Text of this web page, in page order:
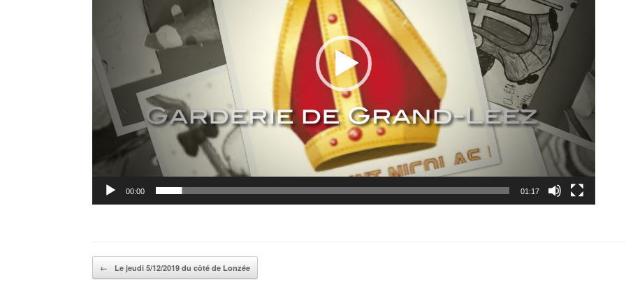
00:00 01:17
Post navigation
← Le jeudi 5/12/2019 du côté de Lonzée